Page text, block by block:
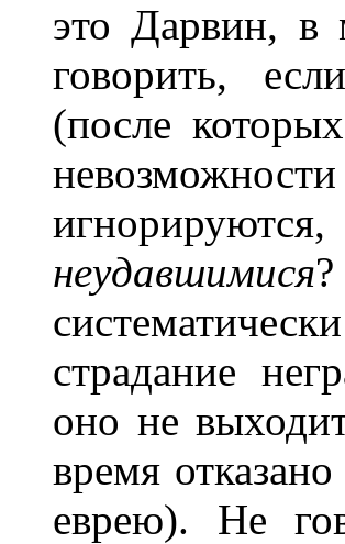
это Дарвин, в
говорить,
(после
неудавшимися
страдание
оно не
время
еврею). Не